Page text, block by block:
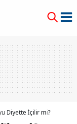
Diyette İçilir mi?